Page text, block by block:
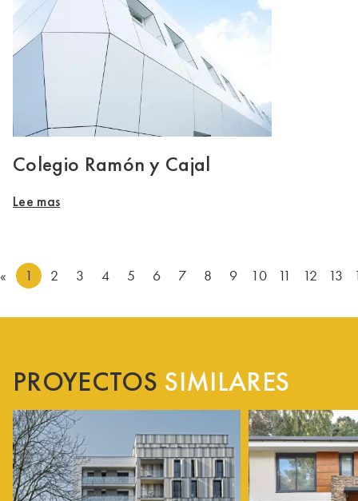
Colegio Ramón y Cajal
Lee mas
« 1 2 3 4 5 6 7 8 9 10 11 12 13
PROYECTOS SIMILARES